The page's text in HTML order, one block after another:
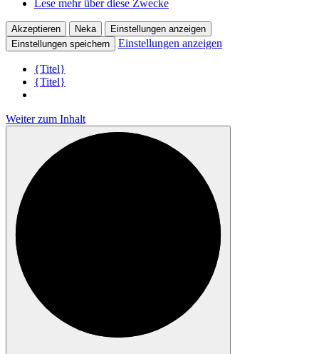
Lese mehr über diese Zwecke
Akzeptieren Neka
Einstellungen anzeigen
Einstellungen speichern
Einstellungen anzeigen
{Titel}
{Titel}
Weiter zum Inhalt